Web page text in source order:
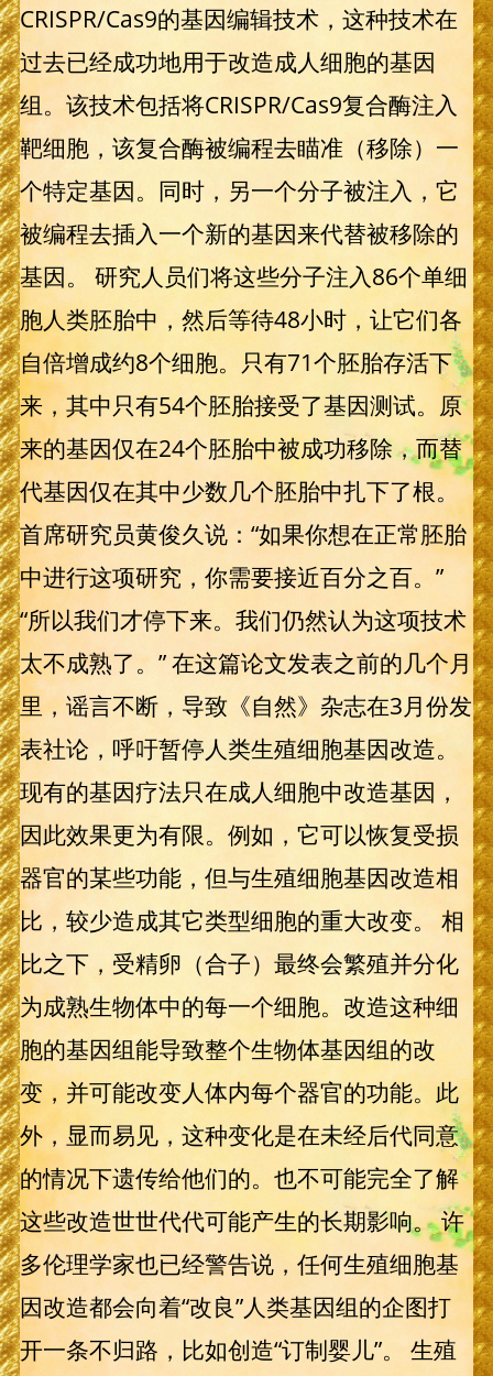
CRISPR/Cas9的基因编辑技术，这种技术在
过去已经成功地用于改造成人细胞的基因
组。该技术包括将CRISPR/Cas9复合酶注入
靶细胞，该复合酶被编程去瞄准（移除）一
个特定基因。同时，另一个分子被注入，它
被编程去插入一个新的基因来代替被移除的
基因。 研究人员们将这些分子注入86个单细
胞人类胚胎中，然后等待48小时，让它们各
自倍增成约8个细胞。只有71个胚胎存活下
来，其中只有54个胚胎接受了基因测试。原
来的基因仅在24个胚胎中被成功移除，而替
代基因仅在其中少数几个胚胎中扎下了根。
首席研究员黄俊久说：“如果你想在正常胚胎
中进行这项研究，你需要接近百分之百。”
“所以我们才停下来。我们仍然认为这项技术
太不成熟了。” 在这篇论文发表之前的几个月
里，谣言不断，导致《自然》杂志在3月份发
表社论，呼吁暂停人类生殖细胞基因改造。
现有的基因疗法只在成人细胞中改造基因，
因此效果更为有限。例如，它可以恢复受损
器官的某些功能，但与生殖细胞基因改造相
比，较少造成其它类型细胞的重大改变。 相
比之下，受精卵（合子）最终会繁殖并分化
为成熟生物体中的每一个细胞。改造这种细
胞的基因组能导致整个生物体基因组的改
变，并可能改变人体内每个器官的功能。此
外，显而易见，这种变化是在未经后代同意
的情况下遗传给他们的。也不可能完全了解
这些改造世世代代可能产生的长期影响。 许
多伦理学家也已经警告说，任何生殖细胞基
因改造都会向着“改良”人类基因组的企图打
开一条不归路，比如创造“订制婴儿”。 生殖